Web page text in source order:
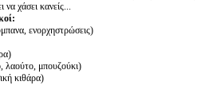
να χάσει κανείς...
ενορχηστρώσεις)
λαούτο, μπουζούκι)
κιθάρα)